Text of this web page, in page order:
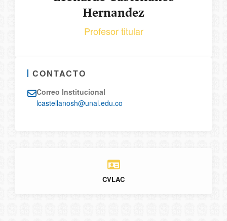
Hernandez
Profesor titular
CONTACTO
Correo Institucional
lcastellanosh@unal.edu.co
CVLAC